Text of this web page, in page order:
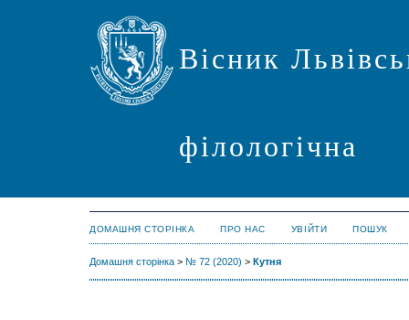
Вісник
філологічна
ДОМАШНЯ СТОРІНКА ПРО НАС УВІЙТИ ПОШУК
Домашня сторінка > № 72 (2020) > Кутня